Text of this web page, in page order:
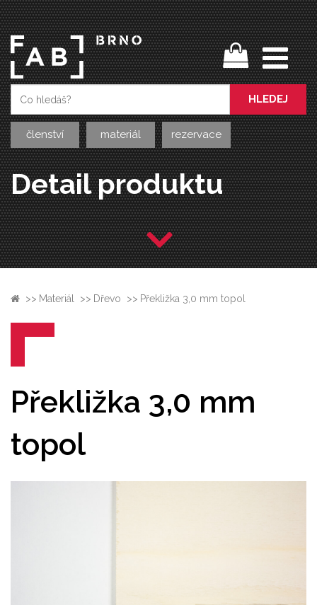
HLEDEJ
členství materiál rezervace
Detail produktu
>> Materiál >> Dřevo >> Překližka 3,0 mm topol
Překližka 3,0 mm
topol